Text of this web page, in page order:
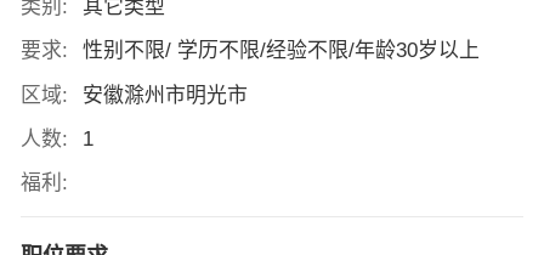
类别:
其它类型
要求:
性别不限/ 学历不限/经验不限/年龄30岁以上
区域:
安徽滁州市明光市
人数:
1
福利: